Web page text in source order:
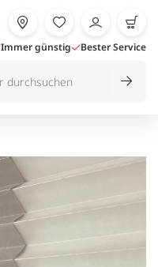
Immer günstig Bester Service